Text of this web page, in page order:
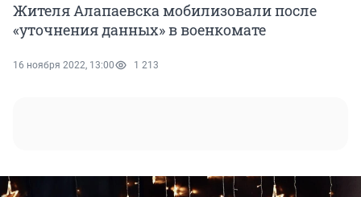
Жителя Алапаевска мобилизовали после
«уточнения данных» в военкомате
16 ноября 2022, 13:00 1 213